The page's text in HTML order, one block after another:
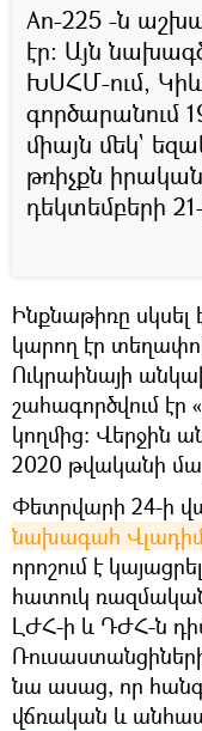
An-225 -ն
էր: Այն
ԽՍՀՄ-ում,
գործարանում
միայն մեկ`
թռիչքն
դեկտեմբերի
Ինքնաթիռը սկսել
կարող էր
Ուկրաինայի
շահագործվում էր
կողմից։ Վերջին
2020 թվականի
Փետրվարի 24-ի
նախագահ
որոշում է
հատուկ
ԼԺՀ-ի և ԴԺՀ-ն
նա ասաց, որ
վճռական և